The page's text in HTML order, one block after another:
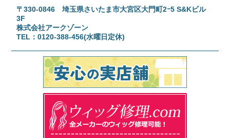
〒330-0846 埼玉県さいたま市大宮区大門町2ｰ5 S&Kビル
3F
株式会社アークゾーン
TEL：0120-388-456(水曜日定休)